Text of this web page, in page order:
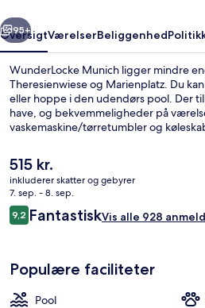
Næste
95+
OversigtVærelserBeliggenhed
WunderLocke Munich ligger mindre
Theresienwiese og Marienplatz. Du
eller hoppe i den udendørs pool. Der
have, og bekvemmeligheder på
vaskemaskine/tørretumbler og
kort gåtur væk: Aidenbachstrasse U-
Obersendling U-Bahn ligger 10
Den
nuværende
pris
er
515 kr.
515 kr.
inkluderer skatter og gebyrer
7. sep. - 8. sep.
Anmeldelser
9,29,2 ud af 10.
FantastiskVis alle 928
Populære faciliteter
Pool